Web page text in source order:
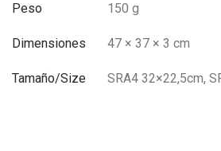
Peso 150 g
Dimensiones 47 × 37 × 3 cm
Tamaño/Size SRA4 32×22,5cm,